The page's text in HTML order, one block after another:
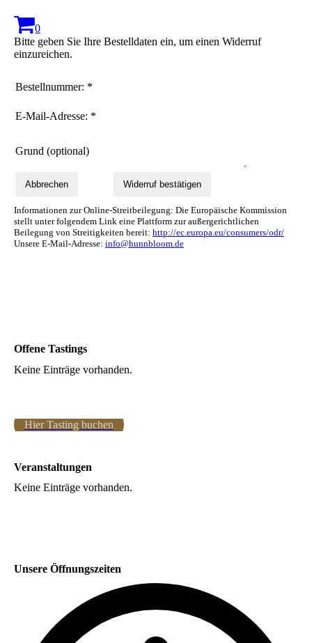
0
Bitte geben Sie Ihre Bestelldaten ein, um einen Widerruf
einzureichen.
Bestellnummer: *
E-Mail-Adresse: *
Grund (optional)
Abbrechen Widerruf bestätigen
Informationen zur Online-Streitbeilegung: Die Europäische Kommission
stellt unter folgendem Link eine Plattform zur außergerichtlichen
Beilegung von Streitigkeiten bereit: http://ec.europa.eu/consumers/odr/
Unsere E-Mail-Adresse: info@hunnbloom.de
Offene Tastings
Keine Einträge vorhanden.
Hier Tasting buchen
Veranstaltungen
Keine Einträge vorhanden.
Unsere Öffnungszeiten